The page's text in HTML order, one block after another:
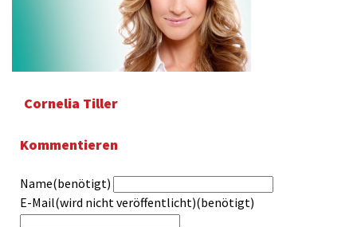
Cornelia Tiller
Kommentieren
Name(benötigt)
E-Mail(wird nicht veröffentlicht)(benötigt)